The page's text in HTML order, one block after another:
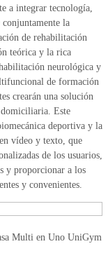
a integrar tecnología,
la
de rehabilitación
teórica y la rica
neurológica y
de formación
crearán una solución
Este
deportiva y la
vídeo y texto, que
de los usuarios,
y proporcionar a los
y convenientes.
Multi en Uno UniGym